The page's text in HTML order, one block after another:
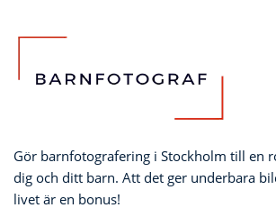
Gör barnfotografering i Stockholm till en
dig och ditt barn. Att det ger underbara
livet är en bonus!